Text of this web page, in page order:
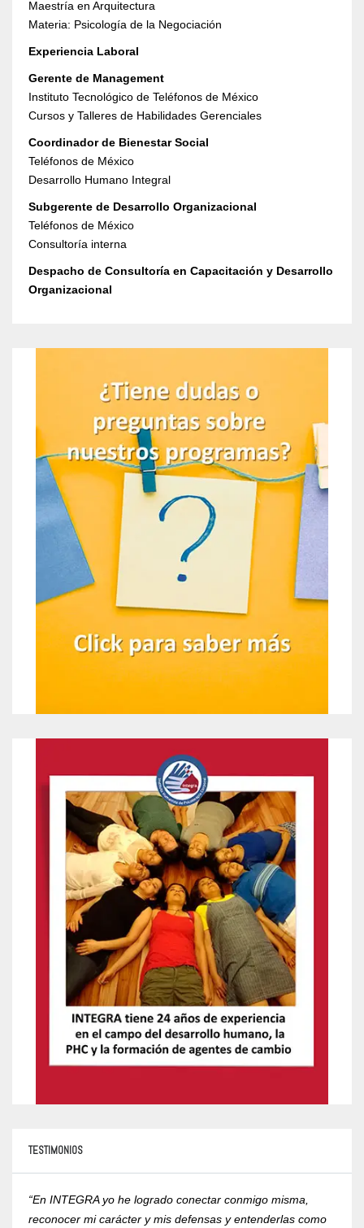
Maestría en Arquitectura
Materia: Psicología de la Negociación
Experiencia Laboral
Gerente de Management
Instituto Tecnológico de Teléfonos de México
Cursos y Talleres de Habilidades Gerenciales
Coordinador de Bienestar Social
Teléfonos de México
Desarrollo Humano Integral
Subgerente de Desarrollo Organizacional
Teléfonos de México
Consultoría interna
Despacho de Consultoría en Capacitación y Desarrollo
Organizacional
TESTIMONIOS
“En INTEGRA yo he logrado conectar conmigo misma,
reconocer mi carácter y mis defensas y entenderlas como